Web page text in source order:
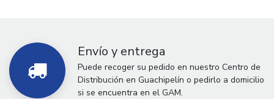
Envío y entrega
Puede recoger su pedido en nuestro Centro de
Distribución en Guachipelín o pedirlo a domicilio
si se encuentra en el GAM.